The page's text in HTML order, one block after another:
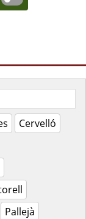
Cervelló
Pallejà